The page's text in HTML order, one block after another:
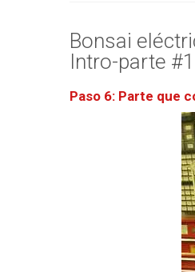
Bonsai
Intro-parte
Paso 6: Parte que